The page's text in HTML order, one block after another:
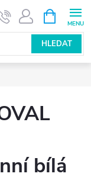
HLEDAT
NÁKUPNÍ
KOŠÍK
bílá